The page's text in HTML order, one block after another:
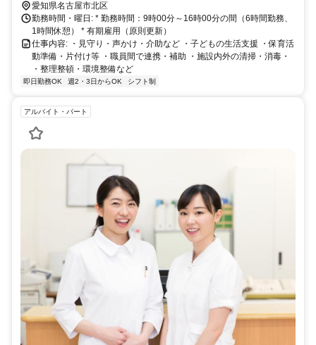
愛知県名古屋市北区
勤務時間・曜日: * 勤務時間：9時00分～16時00分の間（6時間勤務、
1時間休憩） * 有期雇用（原則更新）
仕事内容: ・見守り・声かけ・介助など ・子どもの生活支援 ・保育活
動準備・片付け等 ・職員間で連携・補助 ・施設内外の清掃・消毒・
・整理整頓・環境整備など
即日勤務OK 週2・3日からOK シフト制
アルバイト・パート